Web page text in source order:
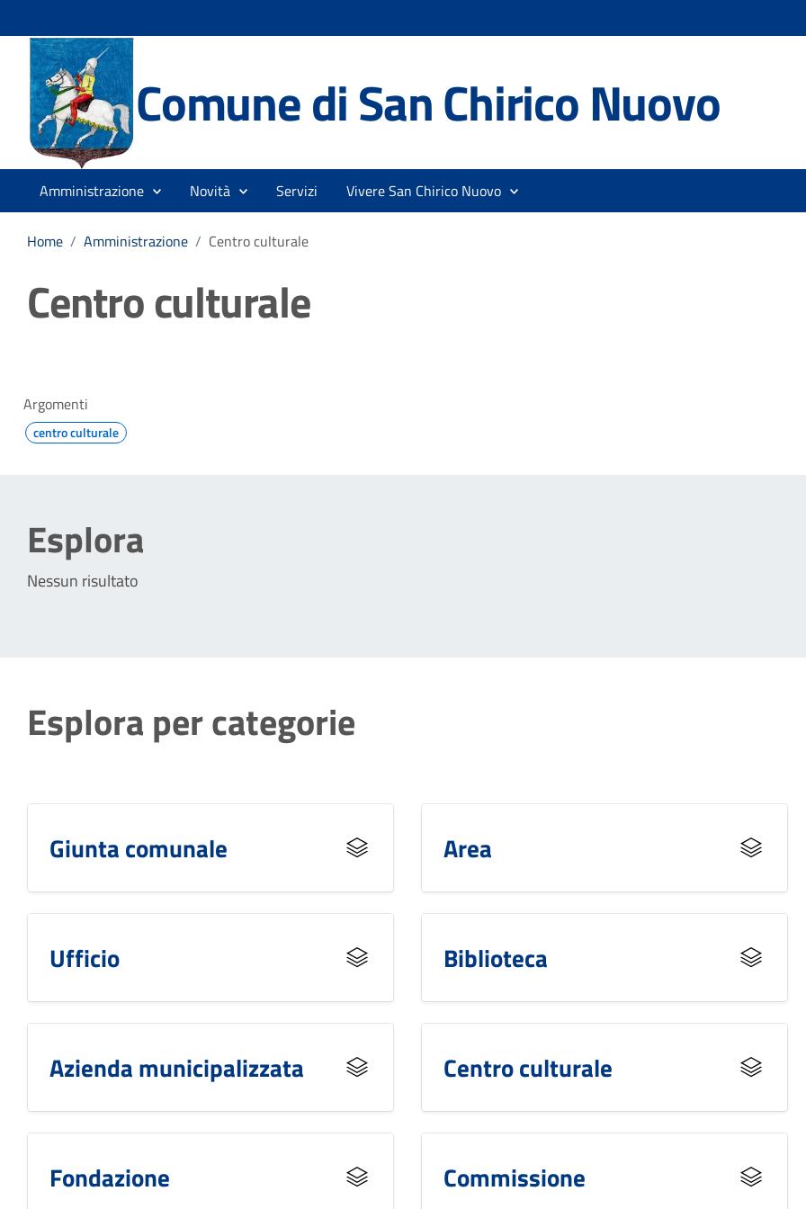
Comune di San Chirico Nuovo
Amministrazione Novità Servizi Vivere San Chirico Nuovo
Home / Amministrazione / Centro culturale
Centro culturale
Argomenti
centro culturale
Esplora
Nessun risultato
Esplora per categorie
Giunta comunale Area
Ufficio Biblioteca
Azienda municipalizzata Centro culturale
Fondazione Commissione